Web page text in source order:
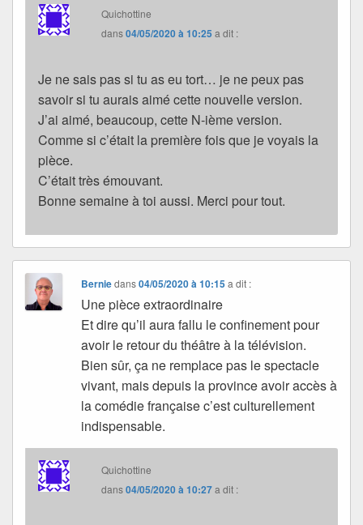
Quichottine
dans04/05/2020 à 10:25 a dit :
Je ne sais pas si tu as eu tort… je ne peux pas
savoir si tu aurais aimé cette nouvelle version.
J’ai aimé, beaucoup, cette N-ième version.
Comme si c’était la première fois que je voyais la
pièce.
C’était très émouvant.
Bonne semaine à toi aussi. Merci pour tout.
Berniedans04/05/2020 à 10:15 a dit :
Une pièce extraordinaire
Et dire qu’il aura fallu le confinement pour
avoir le retour du théâtre à la télévision.
Bien sûr, ça ne remplace pas le spectacle
vivant, mais depuis la province avoir accès à
la comédie française c’est culturellement
indispensable.
Quichottine
dans04/05/2020 à 10:27a dit :